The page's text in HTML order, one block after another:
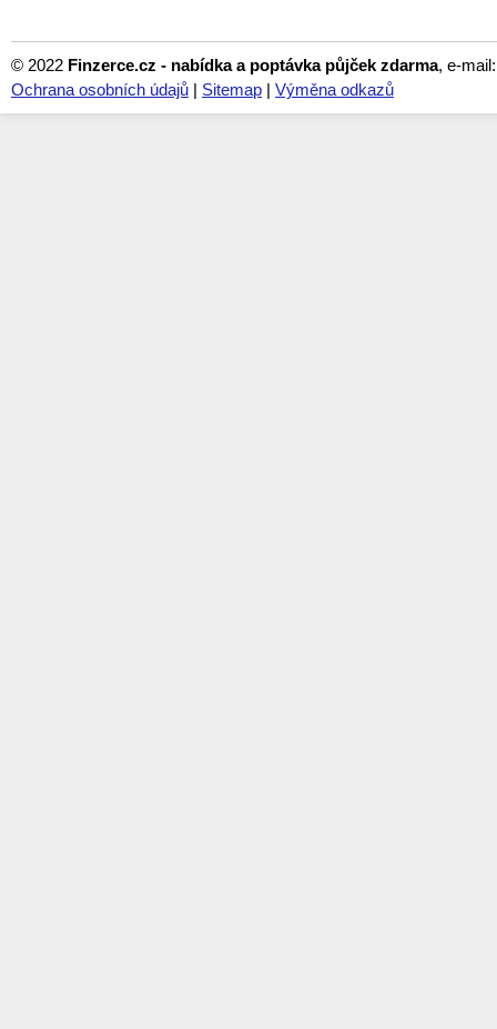
© 2022 Finzerce.cz - nabídka a poptávka půjček zdarma, e-
Ochrana osobních údajů | Sitemap | Výměna odkazů